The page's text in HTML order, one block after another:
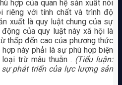
hợp của quan hệ sản xuất nói
riêng với tính chất và trình độ
xuất là quy luật chung của sự
của quy luật này xã hội là
thấp đến cao của phương thức
này phải là sự phù hợp biện
trừ mâu thuẫn . (Tiểu luận:
phát triển của lực lượng sản